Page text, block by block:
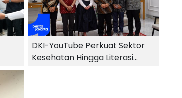
DKI-YouTube Perkuat Sektor
Kesehatan Hingga Literasi